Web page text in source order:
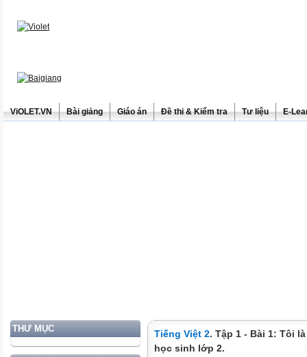
ViOLET.VN Bài giảng Giáo án Đề thi & Kiểm tra Tư liệu E-
THƯ MỤC Tiếng Việt 2. Tập 1 - Bài 1: Tôi
học sinh lớp 2.